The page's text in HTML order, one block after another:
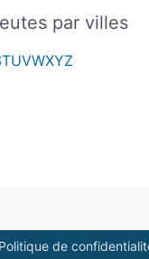
par villes
TUVWXYZ
Politique de